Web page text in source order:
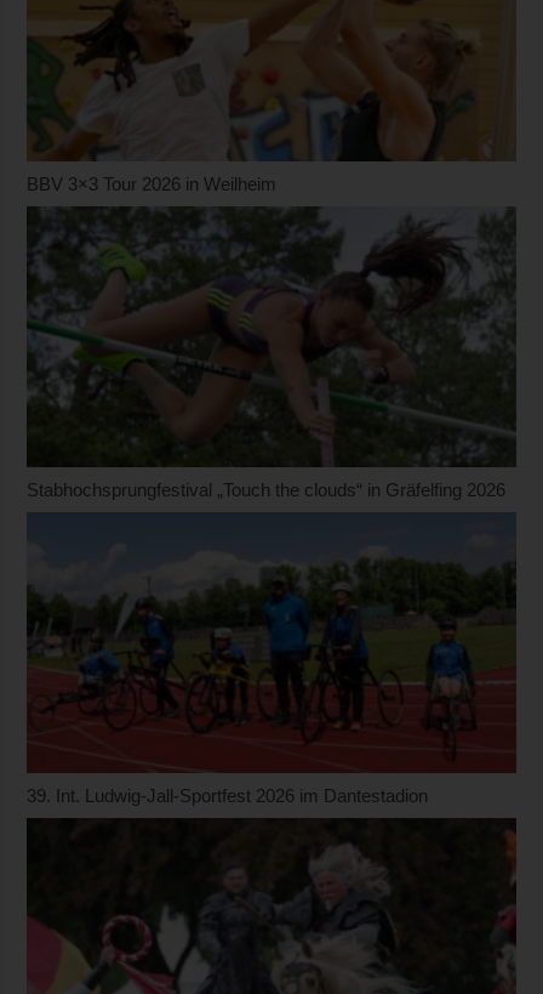
BBV 3×3 Tour 2026 in Weilheim
Stabhochsprungfestival „Touch the clouds“ in Gräfelfing 2026
39. Int. Ludwig-Jall-Sportfest 2026 im Dantestadion